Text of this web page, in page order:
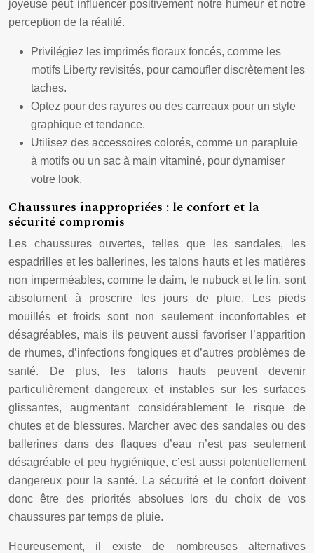
joyeuse peut influencer positivement notre humeur et notre
perception de la réalité.
Privilégiez les imprimés floraux foncés, comme les
motifs Liberty revisités, pour camoufler discrètement les
taches.
Optez pour des rayures ou des carreaux pour un style
graphique et tendance.
Utilisez des accessoires colorés, comme un parapluie
à motifs ou un sac à main vitaminé, pour dynamiser
votre look.
Chaussures inappropriées : le confort et la
sécurité compromis
Les chaussures ouvertes, telles que les sandales, les
espadrilles et les ballerines, les talons hauts et les matières
non imperméables, comme le daim, le nubuck et le lin, sont
absolument à proscrire les jours de pluie. Les pieds
mouillés et froids sont non seulement inconfortables et
désagréables, mais ils peuvent aussi favoriser l’apparition
de rhumes, d’infections fongiques et d’autres problèmes de
santé. De plus, les talons hauts peuvent devenir
particulièrement dangereux et instables sur les surfaces
glissantes, augmentant considérablement le risque de
chutes et de blessures. Marcher avec des sandales ou des
ballerines dans des flaques d’eau n’est pas seulement
désagréable et peu hygiénique, c’est aussi potentiellement
dangereux pour la santé. La sécurité et le confort doivent
donc être des priorités absolues lors du choix de vos
chaussures par temps de pluie.
Heureusement, il existe de nombreuses alternatives